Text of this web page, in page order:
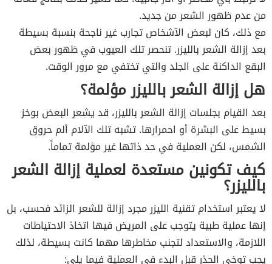
من عدم ظهور الشعر من جديد.
مع ذلك، كان لبعض الآشخاص تجارب غير ناجحة بنسبة بسيطة
بعد إزالة الشعر بالليزر. تنحصر تلك العيوب في ظهور بعض
البقع الداكنة على الجلد والتي تختفي مع مرور الوقت.
هل إزالة الشعر بالليزر مؤلمة؟
بعد القيام بجلسات إزالة الشعر بالليزر، قد يشعر البعض بوخز
بسيط على البشرة أو احمرارها. تشبه تلك الآلام ألم حروق
الشمس، لكن العملية في حد ذاتها غير مؤلمة تماماً.
كيف تكونين مستعدة لعملية إزالة الشعر
بالليزر؟
لا يعتبر استخدام تقنية الليزر مجرد إزالة للشعر الزائد فحسب، بل
إنها عملية طبية يتوجب على المريض فيها اتخاذ الاحتياطات
اللازمة، والاستعداد لتجنب مخاطرها مهما كانت بسيطة، لذلك
يجب توخي الحذر قبل البدء في العملية فيما يلي: